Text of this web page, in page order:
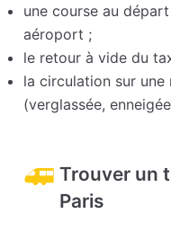
une course au
aéroport ;
le retour à vide du
la circulation sur
(verglassée,
Trouver un
Paris